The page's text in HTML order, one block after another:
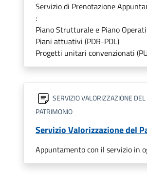
Servizio di Prenotazione
:
Piano Strutturale e Piano
Piani attuativi (PDR-PDL)
Progetti unitari convenzionati
SERVIZIO VALORIZZAZIONE DEL
PATRIMONIO
Servizio Valorizzazione del
Appuntamento con il servizio in